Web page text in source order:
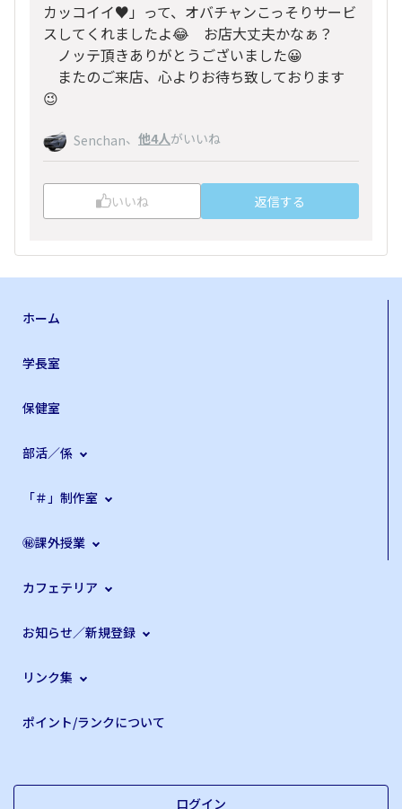
カッコイイ♥️」って、オバチャンこっそりサービ
スしてくれましたよ😂 お店大丈夫かなぁ？
ノッテ頂きありがとうございました😀
またのご来店、心よりお待ち致しております
😉
Senchan、 他4人がいいね
いいね 返信する
ホーム
学長室
保健室
部活／係
「＃」制作室
㊙課外授業
カフェテリア
お知らせ／新規登録
リンク集
ポイント/ランクについて
ログイン